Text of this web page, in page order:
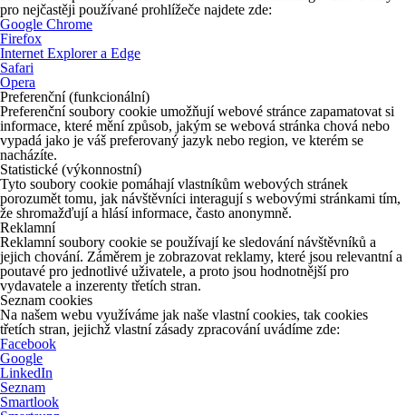
pro nejčastěji používané prohlížeče najdete zde:
Google Chrome
Firefox
Internet Explorer a Edge
Safari
Opera
Preferenční (funkcionální)
Preferenční soubory cookie umožňují webové stránce zapamatovat si
informace, které mění způsob, jakým se webová stránka chová nebo
vypadá jako je váš preferovaný jazyk nebo region, ve kterém se
nacházíte.
Statistické (výkonnostní)
Tyto soubory cookie pomáhají vlastníkům webových stránek
porozumět tomu, jak návštěvníci interagují s webovými stránkami tím,
že shromažďují a hlásí informace, často anonymně.
Reklamní
Reklamní soubory cookie se používají ke sledování návštěvníků a
jejich chování. Záměrem je zobrazovat reklamy, které jsou relevantní a
poutavé pro jednotlivé uživatele, a proto jsou hodnotnější pro
vydavatele a inzerenty třetích stran.
Seznam cookies
Na našem webu využíváme jak naše vlastní cookies, tak cookies
třetích stran, jejichž vlastní zásady zpracování uvádíme zde:
Facebook
Google
LinkedIn
Seznam
Smartlook